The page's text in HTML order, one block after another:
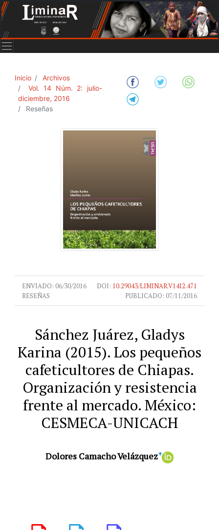
Inicio
Archivos
Vol. 14 Núm. 2: julio-
diciembre, 2016
Reseñas
ENVIADO: 06/30/2016 DOI: 10.29043/LIMINAR.V14I2.471
RESEÑAS
PUBLICADO: 07/11/2016
Sánchez Juárez, Gladys
Karina (2015). Los pequeños
cafeticultores de Chiapas.
Organización y resistencia
frente al mercado. México:
CESMECA-UNICACH
Dolores Camacho Velázquez+